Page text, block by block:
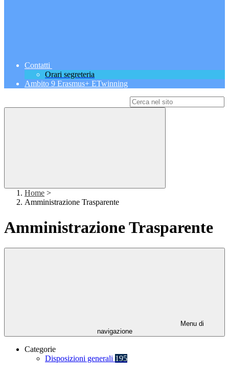
Contatti
Orari segreteria
Ambito 9 Erasmus+ ETwinning
Home >
Amministrazione Trasparente
Amministrazione Trasparente
Menu di
navigazione
Categorie
Disposizioni generali 195